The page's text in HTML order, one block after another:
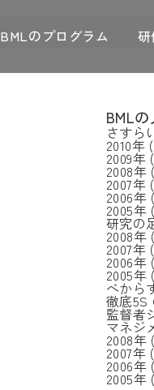
BMLのプログラム
BMLの
さすら
2010年
2009年
2008年
2007年
2006年
2005年
研究の
2008年
2007年
2006年
2005年
べから
徹底5S
監督者
マネジ
2008年
2007年
2006年
2005年